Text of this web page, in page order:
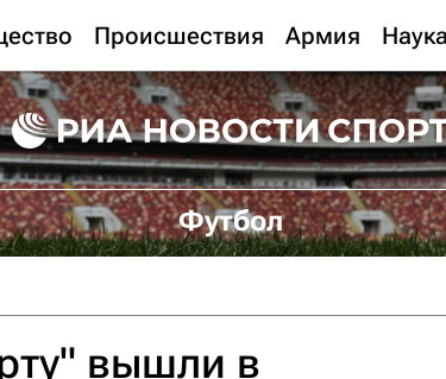
Происшествия Армия Наука
Футбол
вышли в